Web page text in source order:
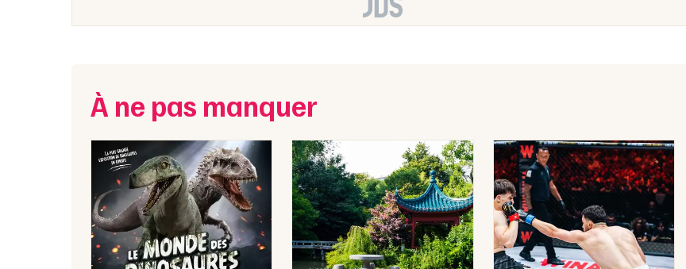
À ne pas manquer